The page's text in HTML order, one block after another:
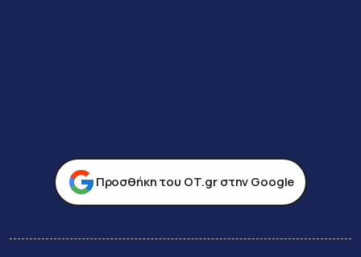
Προσθήκη του ΟΤ.gr στην Google